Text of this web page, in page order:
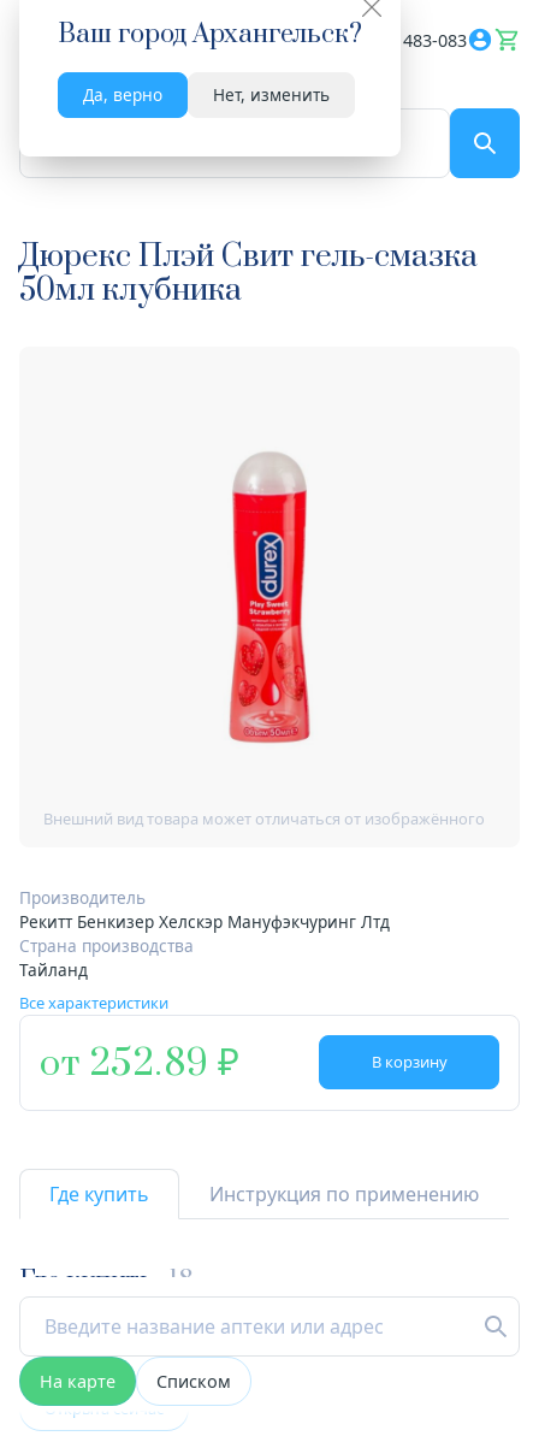
Ваш городАрхангельск?
Да, верно Нет, изменить
Весь сайт 8182 483-083
Дюрекс Плэй Свит гель-смазка
50мл клубника
Производитель
Рекитт Бенкизер Хелскэр Мануфэкчуринг Лтд
Страна производства
Тайланд
Все характеристики
от 252.89 В корзину
Где купить Инструкция по применению
Где купить 18
На карте Списком
Открыта сейчас